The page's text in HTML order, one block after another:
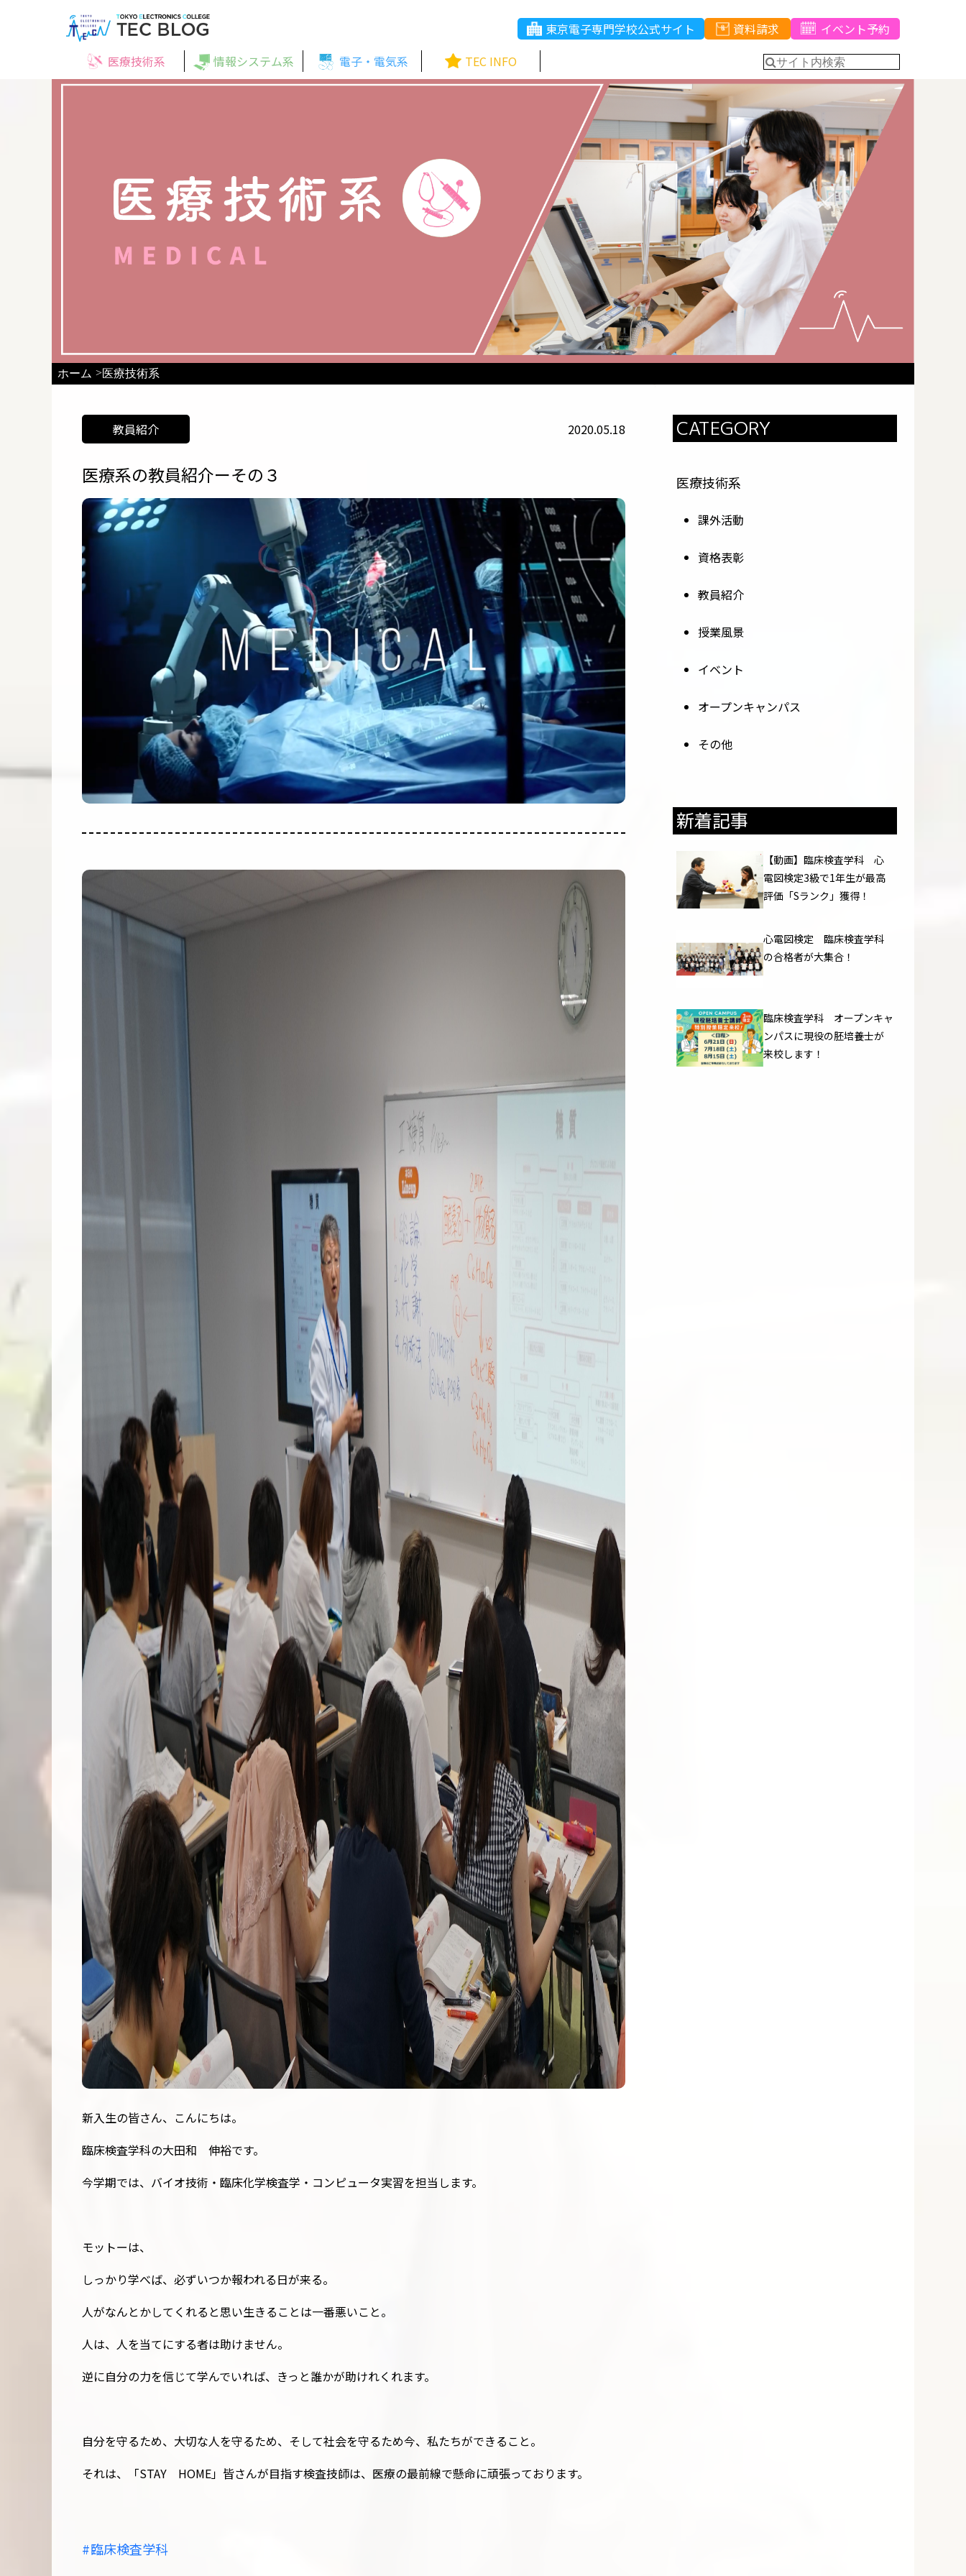
東京電子専門学校公式サイト 資料請求
イベント予約
医療技術系
情報システム系 電子・電気系 TEC INFO
ホーム >医療技術系
教員紹介 2020.05.18
医療系の教員紹介ーその３
新入生の皆さん、こんにちは。
臨床検査学科の⼤⽥和 伸裕です。
今学期では、バイオ技術・臨床化学検査学・コンピュータ実習を担当します。
モットーは、
しっかり学べば、必ずいつか報われる日が来る。
人がなんとかしてくれると思い生きることは一番悪いこと。
人は、人を当てにする者は助けません。
逆に自分の力を信じて学んでいれば、きっと誰かが助けれくれます。
自分を守るため、大切な人を守るため、そして社会を守るため今、私たちができること。
それは、「STAY HOME」皆さんが目指す検査技師は、医療の最前線で懸命に頑張っております。
臨床検査学科
CATEGORY
医療技術系
課外活動
資格表彰
教員紹介
授業風景
イベント
オープンキャンパス
その他
新着記事
【動画】臨床検査学科 心
電図検定3級で1年生が最高
評価「Sランク」獲得！
心電図検定 臨床検査学科
の合格者が大集合！
臨床検査学科 オープンキャ
ンパスに現役の胚培養士が
来校します！